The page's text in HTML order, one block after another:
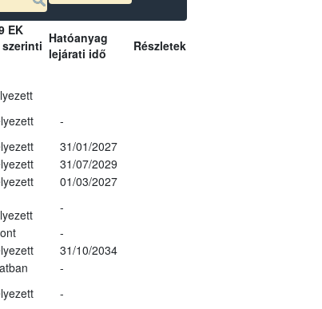
EK
Hatóanyag
lejárati idő
Részletek
-
31/01/2027
31/07/2029
01/03/2027
-
-
31/10/2034
-
-